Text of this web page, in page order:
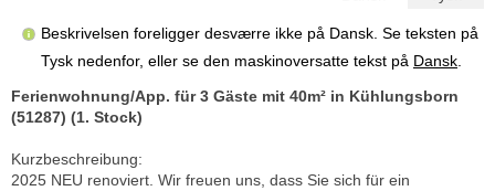
Beskrivelsen foreligger desværre ikke på Dansk. Se teksten på
Tysk nedenfor, eller se den maskinoversatte tekst på Dansk
Ferienwohnung/App. für 3 Gäste mit 40m² in Kühlungsborn
(51287) (1. Stock)
Kurzbeschreibung:
2025 NEU renoviert. Wir freuen uns, dass Sie sich für ein